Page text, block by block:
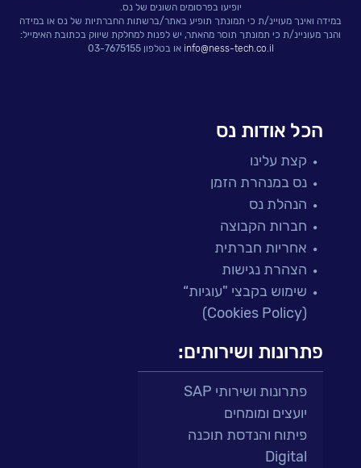
יופיעו בפרסומים השונים של נס.
במידה ואינך מעויינ/ת כי תמונתך תופיע באתר/ברשתות החברתיות של נס או במידה
והנך מעוניינ/ת כי תמונתך תוסר מהאתר, יש לפנות למחלקת שיווק בכתובת האימייל:
info@ness-tech.co.il או בטלפון 03-7675155
הכל אודות נס
קצת עלינו
נס במנהרת הזמן
הנהלת נס
חברות הקבוצה
אחריות חברתית
הצהרת נגישות
שימוש בקבצי "עוגיות“
(Cookies Policy)
פתרונות ושירותים:
פתרונות ושירותי SAP
יועצים ומומחים
פיתוח והנדסת תוכנה
Digital